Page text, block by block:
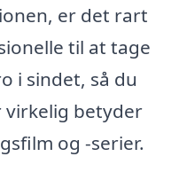
er det rart
til at tage
i sindet, så du
virkelig betyder
og -serier.